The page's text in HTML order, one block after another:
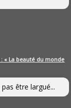
« La beauté du monde
être largué...